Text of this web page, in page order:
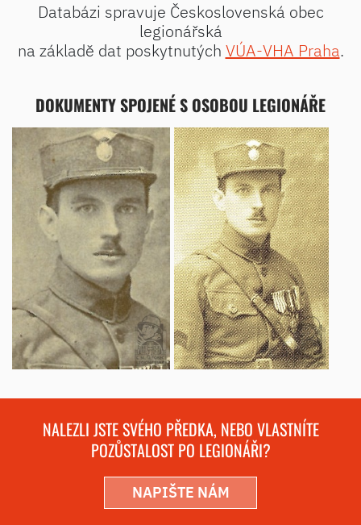
Databázi spravuje Československá obec
legionářská
na základě dat poskytnutých VÚA-VHA Praha.
DOKUMENTY SPOJENÉ S OSOBOU LEGIONÁŘE
NALEZLI JSTE SVÉHO PŘEDKA, NEBO VLASTNÍTE
POZŮSTALOST PO LEGIONÁŘI?
NAPIŠTE NÁM